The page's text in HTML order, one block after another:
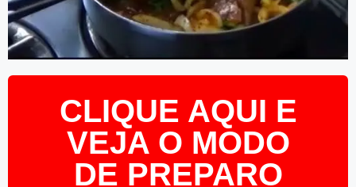
CLIQUE AQUI E
VEJA O MODO
DE PREPARO